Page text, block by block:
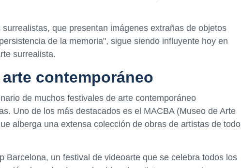
que presentan imágenes extrañas de objetos
de la memoria", sigue siendo influyente hoy en
surrealista.
contemporáneo
de muchos festivales de arte contemporáneo
Uno de los más destacados es el MACBA (Museo de Arte
alberga una extensa colección de obras de artistas de todo
Barcelona, ​​un festival de videoarte que se celebra todos los